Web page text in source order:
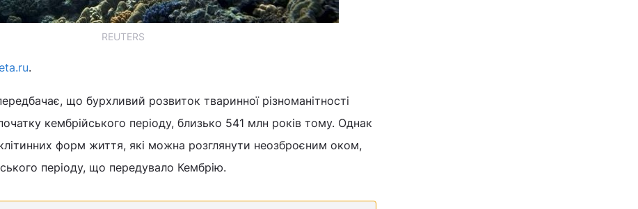
REUTERS
.
що бурхливий розвиток тваринної різноманітності
кембрійського періоду, близько 541 млн років тому. Однак
форм життя, які можна розглянути неозброєним оком,
періоду, що передувало Кембрію.